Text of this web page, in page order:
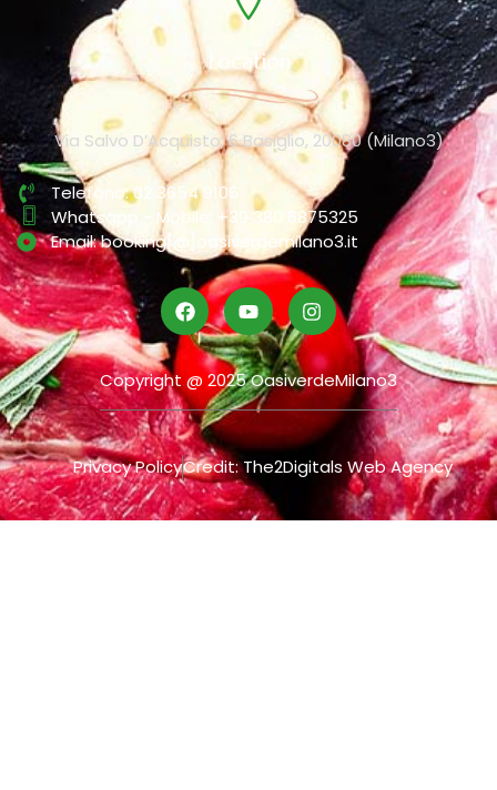
Location
Via Salvo D’Acquisto, 6 Basiglio, 20080 (Milano3)
Telefono: 02 3654 9106
Whatsapp - Mobile: +39 380 6875325
Email: booking[@]oasiverdemilano3.it
Copyright @ 2025 OasiverdeMilano3
Privacy PolicyCredit: The2Digitals Web Agency